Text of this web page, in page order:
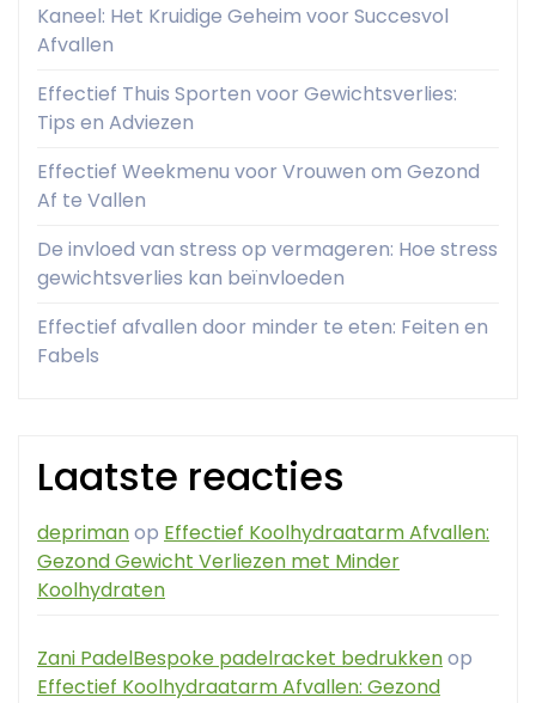
Kaneel: Het Kruidige Geheim voor Succesvol
Afvallen
Effectief Thuis Sporten voor Gewichtsverlies:
Tips en Adviezen
Effectief Weekmenu voor Vrouwen om Gezond
Af te Vallen
De invloed van stress op vermageren: Hoe stress
gewichtsverlies kan beïnvloeden
Effectief afvallen door minder te eten: Feiten en
Fabels
Laatste reacties
deprimanop Effectief Koolhydraatarm Afvallen:
Gezond Gewicht Verliezen met Minder
Koolhydraten
Zani PadelBespoke padelracket bedrukkenop
Effectief Koolhydraatarm Afvallen: Gezond